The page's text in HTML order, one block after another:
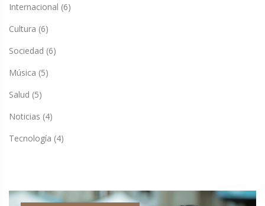
Internacional (6)
Cultura (6)
Sociedad (6)
Música (5)
Salud (5)
Noticias (4)
Tecnología (4)